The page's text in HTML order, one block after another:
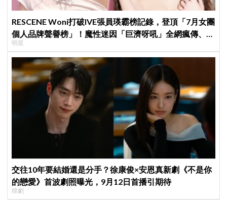
RESCENE Woni打破IVE張員瑛霸榜記錄，登頂「7月女團
個人品牌聲譽榜」！魔性迷因「巨濟呀吼」全網瘋傳、逆
襲Melon第一
明星
交往10年要結婚還是分手？徐康俊×安恩真新劇《不是你
的戀愛》首波劇照曝光，9月12日首播引期待
韓劇